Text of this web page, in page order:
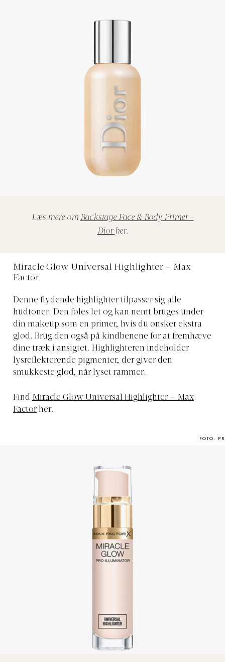
Læs mere om Backstage Face & Body Primer -
Dior her.
Miracle Glow Universal Highlighter – Max
Factor
Denne flydende highlighter tilpasser sig alle
hudtoner. Den føles let og kan nemt bruges under
din makeup som en primer, hvis du ønsker ekstra
glød. Brug den også på kindbenene for at fremhæve
dine træk i ansigtet. Highlighteren indeholder
lysreflekterende pigmenter, der giver den
smukkeste glød, når lyset rammer.
Find Miracle Glow Universal Highlighter – Max
Factor her.
FOTO: PR